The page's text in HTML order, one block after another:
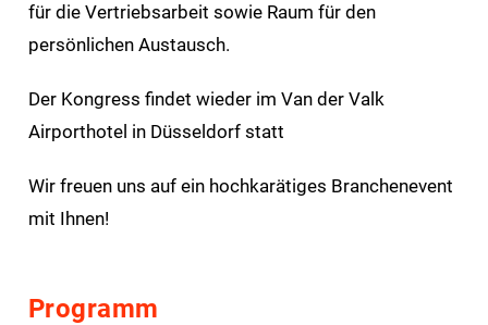
für die Vertriebsarbeit sowie Raum für den
persönlichen Austausch.
Der Kongress findet wieder im Van der Valk
Airporthotel in Düsseldorf statt
Wir freuen uns auf ein hochkarätiges Branchenevent
mit Ihnen!
Programm